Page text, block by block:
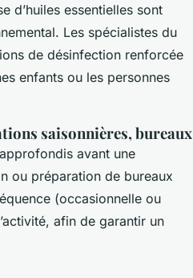
d’huiles essentielles sont
Les spécialistes du
de désinfection renforcée
enfants ou les personnes
saisonnières, bureaux
avant une
ou préparation de bureaux
(occasionnelle ou
afin de garantir un